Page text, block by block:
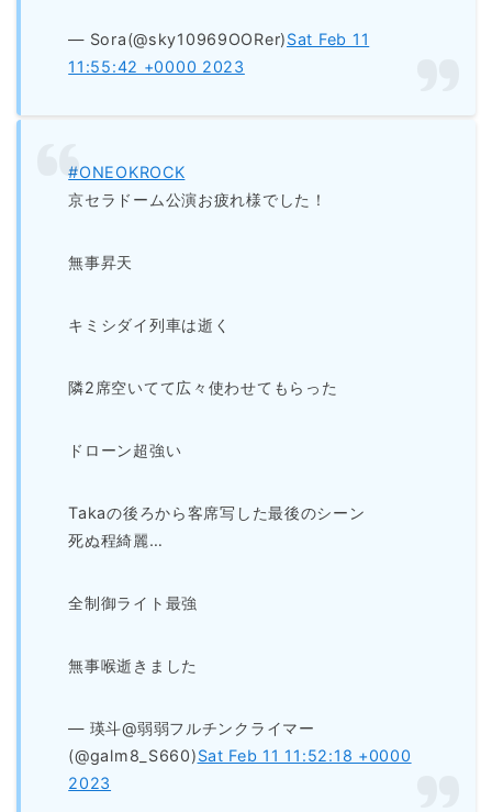
— Sora(@sky10969OORer)Sat Feb 11
11:55:42 +0000 2023
#ONEOKROCK
京セラドーム公演お疲れ様でした！
無事昇天
キミシダイ列車は逝く
隣2席空いてて広々使わせてもらった
ドローン超強い
Takaの後ろから客席写した最後のシーン
死ぬ程綺麗…
全制御ライト最強
無事喉逝きました
— 瑛斗@弱弱フルチンクライマー
(@galm8_S660)Sat Feb 11 11:52:18 +0000
2023